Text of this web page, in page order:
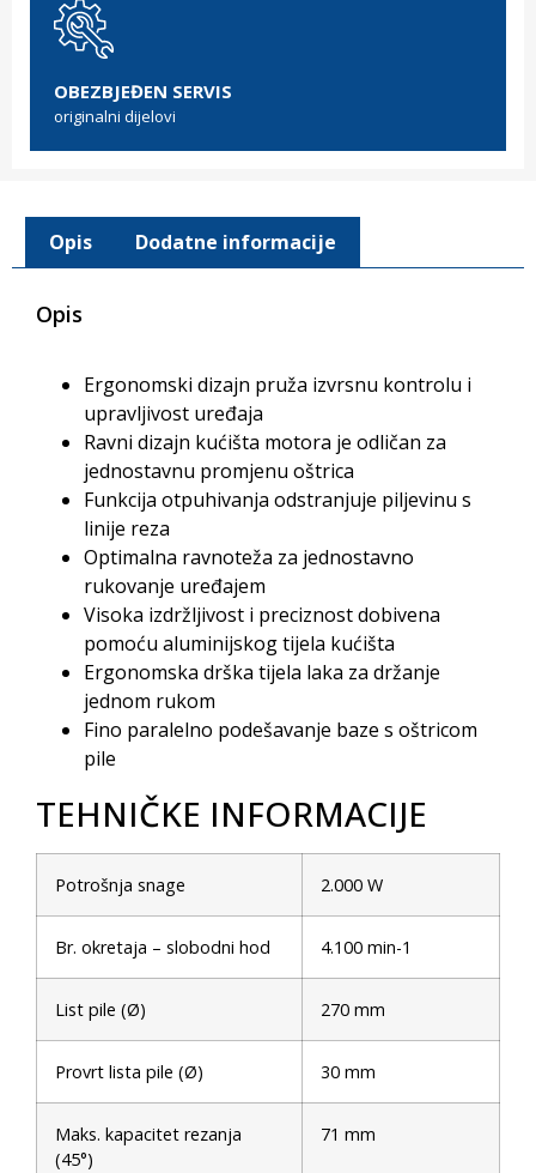
OBEZBJEĐEN SERVIS
originalni dijelovi
Opis Dodatne informacije
Opis
Ergonomski dizajn pruža izvrsnu kontrolu i
upravljivost uređaja
Ravni dizajn kućišta motora je odličan za
jednostavnu promjenu oštrica
Funkcija otpuhivanja odstranjuje piljevinu s
linije reza
Optimalna ravnoteža za jednostavno
rukovanje uređajem
Visoka izdržljivost i preciznost dobivena
pomoću aluminijskog tijela kućišta
Ergonomska drška tijela laka za držanje
jednom rukom
Fino paralelno podešavanje baze s oštricom
pile
TEHNIČKE INFORMACIJE
Potrošnja snage 2.000 W
Br. okretaja – slobodni hod 4.100 min-1
List pile (Ø) 270 mm
Provrt lista pile (Ø) 30 mm
Maks. kapacitet rezanja
(45°)
71 mm